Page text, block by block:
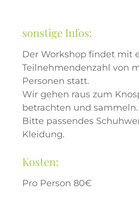
sonstige Infos:
Der Workshop findet mit
Teilnehmendenzahl von
Personen statt.
Wir gehen raus zum
betrachten und sammeln.
Bitte passendes
Kleidung.
Kosten:
Pro Person 80€